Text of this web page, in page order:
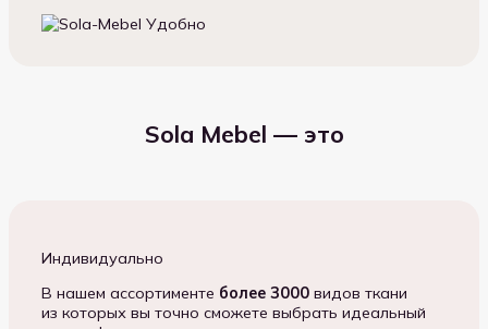
Sola Mebel — это
Индивидуально
В нашем ассортименте более 3000 видов ткани
из которых вы точно сможете выбрать идеальный